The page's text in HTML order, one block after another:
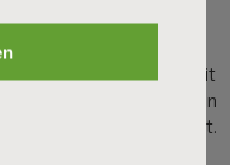
ist eine Hängelampe mit
die mit ihrer raffinierten
große Hängelampe ist.